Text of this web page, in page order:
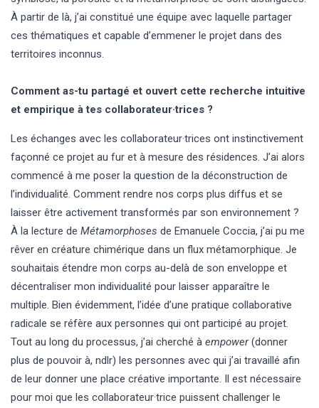
À partir de là, j’ai constitué une équipe avec laquelle partager
ces thématiques et capable d’emmener le projet dans des
territoires inconnus.
Comment as-tu partagé et ouvert cette recherche intuitive
et empirique à tes collaborateur·trices ?
Les échanges avec les collaborateur·trices ont instinctivement
façonné ce projet au fur et à mesure des résidences. J’ai alors
commencé à me poser la question de la déconstruction de
l’individualité. Comment rendre nos corps plus diffus et se
laisser être activement transformés par son environnement ?
À la lecture de Métamorphoses de Emanuele Coccia, j’ai pu me
rêver en créature chimérique dans un flux métamorphique. Je
souhaitais étendre mon corps au-delà de son enveloppe et
décentraliser mon individualité pour laisser apparaître le
multiple. Bien évidemment, l’idée d’une pratique collaborative
radicale se réfère aux personnes qui ont participé au projet.
Tout au long du processus, j’ai cherché à empower(donner
plus de pouvoir à, ndlr) les personnes avec qui j’ai travaillé afin
de leur donner une place créative importante. Il est nécessaire
pour moi que les collaborateur·trice puissent challenger le